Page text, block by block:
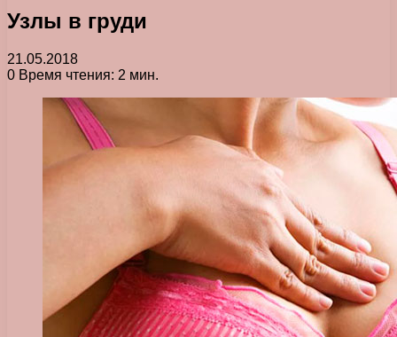
Узлы в груди
21.05.2018
0 Время чтения: 2 мин.